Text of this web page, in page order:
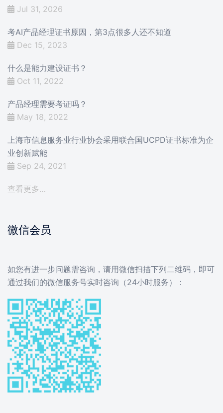
Jul 31, 2026
考AI产品经理证书原因，第3点很多人还不知道
Dec 15, 2023
什么是能力建设证书？
Oct 11, 2022
产品经理需要考证吗？
May 18, 2022
上海市信息服务业行业协会采用联合国UCPD证书标准为企
业创新赋能
Sep 24, 2021
查看更多…
微信会员
如您有进一步问题需咨询，请用微信扫描下列二维码，即可
通过我们的微信服务号实时咨询（24小时服务）：